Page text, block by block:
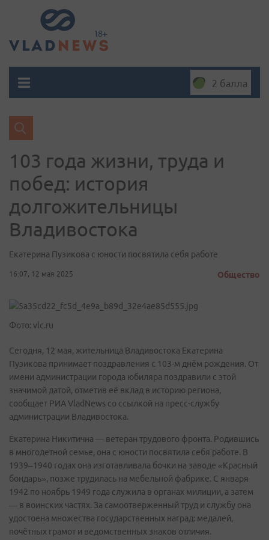
2 балла
103 года жизни, труда и
побед: история
долгожительницы
Владивостока
Екатерина Пузикова с юности посвятила себя работе
16:07, 12 мая 2025 Общество
Фото: vlc.ru
Сегодня, 12 мая, жительница Владивостока Екатерина
Пузикова принимает поздравления с 103-м днём рождения. От
имени администрации города юбиляра поздравили с этой
значимой датой, отметив её вклад в историю региона,
сообщает РИА VladNews со ссылкой на пресс-службу
администрации Владивостока.
Екатерина Никитична — ветеран трудового фронта. Родившись
в многодетной семье, она с юности посвятила себя работе. В
1939–1940 годах она изготавливала бочки на заводе «Красный
бондарь», позже трудилась на мебельной фабрике. С января
1942 по ноябрь 1949 года служила в органах милиции, а затем
— в воинских частях. За самоотверженный труд и службу она
удостоена множества государственных наград: медалей,
почётных грамот и ведомственных знаков отличия.